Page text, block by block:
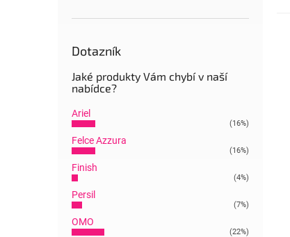
Dotazník
Jaké produkty Vám chybí v naší
nabídce?
Ariel
(16%)
Felce Azzura
(16%)
Finish
(4%)
Persil
(7%)
OMO
(22%)